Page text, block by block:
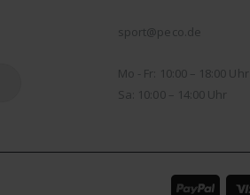
sport@peco.de
Mo - Fr: 10:00 – 18:00 Uhr
Sa: 10:00 – 14:00 Uhr